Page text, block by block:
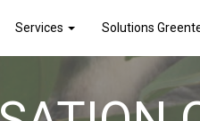
Services Solutions